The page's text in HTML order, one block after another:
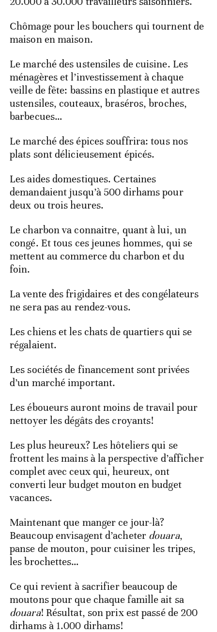
Chômage pour les bouchers qui tournent de
maison en maison.
Le marché des ustensiles de cuisine. Les
ménagères et l’investissement à chaque
veille de fête: bassins en plastique et autres
ustensiles, couteaux, braséros, broches,
barbecues…
Le marché des épices souffrira: tous nos
plats sont délicieusement épicés.
Les aides domestiques. Certaines
demandaient jusqu’à 500 dirhams pour
deux ou trois heures.
Le charbon va connaitre, quant à lui, un
congé. Et tous ces jeunes hommes, qui se
mettent au commerce du charbon et du
foin.
La vente des frigidaires et des congélateurs
ne sera pas au rendez-vous.
Les chiens et les chats de quartiers qui se
régalaient.
Les sociétés de financement sont privées
d’un marché important.
Les éboueurs auront moins de travail pour
nettoyer les dégâts des croyants!
Les plus heureux? Les hôteliers qui se
frottent les mains à la perspective d’afficher
complet avec ceux qui, heureux, ont
converti leur budget mouton en budget
vacances.
Maintenant que manger ce jour-là?
Beaucoup envisagent d’acheter douara,
panse de mouton, pour cuisiner les tripes,
les brochettes…
Ce qui revient à sacrifier beaucoup de
moutons pour que chaque famille ait sa
douara! Résultat, son prix est passé de 200
dirhams à 1.000 dirhams!